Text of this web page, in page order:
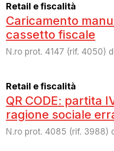
Retail e fiscalità
Caricamento
cassetto fiscale
N.ro prot. 4147 (rif. 4050)
Retail e fiscalità
QR CODE: partita
ragione sociale
N.ro prot. 4085 (rif. 3988)